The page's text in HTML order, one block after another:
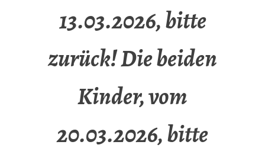
13.03.2026, bitte
zurück! Die beiden
Kinder, vom
20.03.2026, bitte